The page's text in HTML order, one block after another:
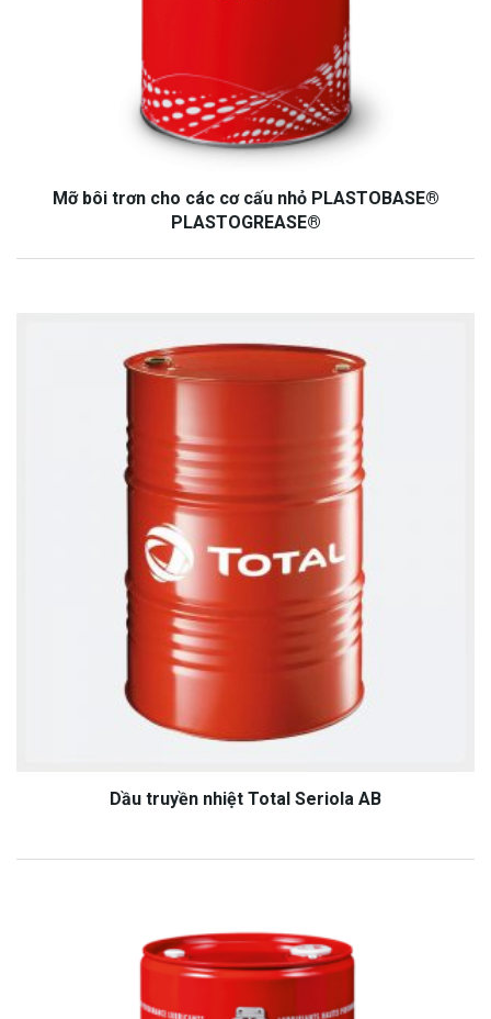
Mỡ bôi trơn cho các cơ cấu nhỏ PLASTOBASE®
PLASTOGREASE®
Dầu truyền nhiệt Total Seriola AB